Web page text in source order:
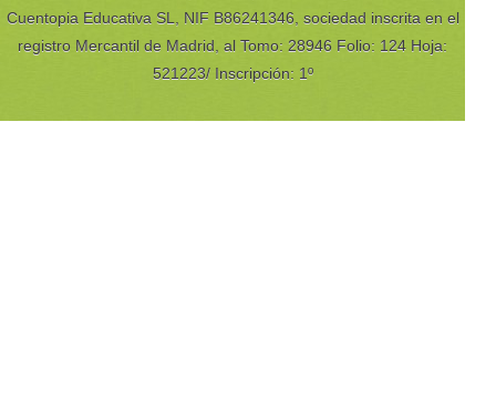
Cuentopia Educativa SL, NIF B86241346, sociedad inscrita en el
registro Mercantil de Madrid, al Tomo: 28946 Folio: 124 Hoja:
521223/ Inscripción: 1º